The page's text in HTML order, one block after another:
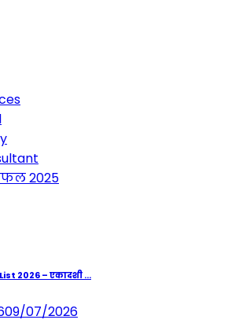
2025
2026 – एकादशी ...
09/07/2026